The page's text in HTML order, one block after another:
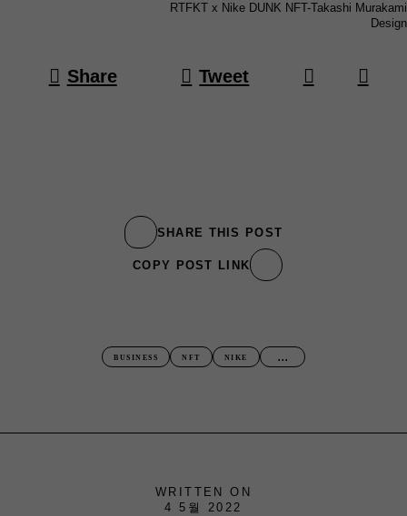
RTFKT x Nike DUNK NFT-Takashi Murakami
Design
Share Tweet
SHARE THIS POST
COPY POST LINK
BUSINESS NFT NIKE ...
WRITTEN ON
4 5월 2022